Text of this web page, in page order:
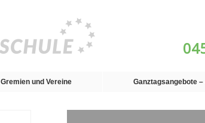
Gremien und Vereine Ganztagsangebote –